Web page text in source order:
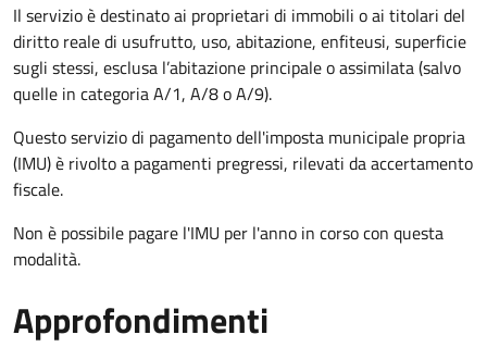
Il servizio è destinato ai proprietari di immobili o ai titolari del
diritto reale di usufrutto, uso, abitazione, enfiteusi, superficie
sugli stessi, esclusa l’abitazione principale o assimilata (salvo
quelle in categoria A/1, A/8 o A/9).
Questo servizio di pagamento dell'imposta municipale propria
(IMU) è rivolto a pagamenti pregressi, rilevati da accertamento
fiscale.
Non è possibile pagare l'IMU per l'anno in corso con questa
modalità.
Approfondimenti